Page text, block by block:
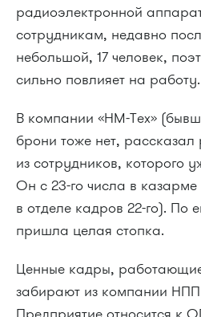
радиоэлектронной
сотрудникам, недавно
небольшой, 17 человек,
сильно повлияет на
В компании «НМ-Тех»
брони тоже нет, рассказал
из сотрудников, которого
Он с 23-го числа в казарме
в отделе кадров 22-го). По
пришла целая стопка.
Ценные кадры,
забирают из компании НПП